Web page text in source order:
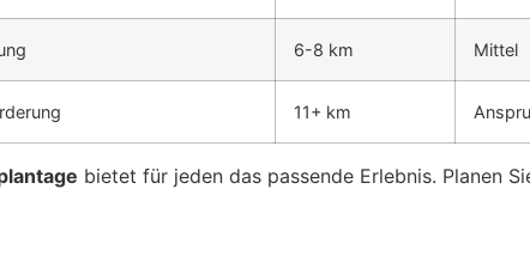
6-8 km Mittel
11+ km
bietet für jeden das passende Erlebnis. Planen